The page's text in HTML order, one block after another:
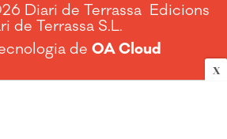
X
Diari de Terrassa Edicions
de Terrassa S.L.
de OA Cloud